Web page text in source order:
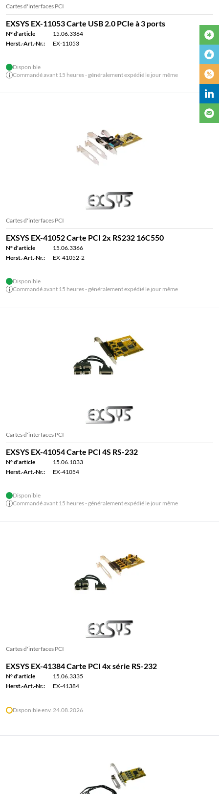
Cartes d'interfaces PCI
EXSYS EX-11053 Carte USB 2.0 PCIe à 3 ports
N° d'article
15.06.3364
Herst.-Art.-Nr.:
EX-11053
Disponible
Commandé avant 15 heures - généralement expédié le jour même
Cartes d'interfaces PCI
EXSYS EX-41052 Carte PCI 2x RS232 16C550
N° d'article
15.06.3366
Herst.-Art.-Nr.:
EX-41052-2
Disponible
Commandé avant 15 heures - généralement expédié le jour même
Cartes d'interfaces PCI
EXSYS EX-41054 Carte PCI 4S RS-232
N° d'article
15.06.1033
Herst.-Art.-Nr.:
EX-41054
Disponible
Commandé avant 15 heures - généralement expédié le jour même
Cartes d'interfaces PCI
EXSYS EX-41384 Carte PCI 4x série RS-232
N° d'article
15.06.3335
Herst.-Art.-Nr.:
EX-41384
Disponible env. 24.08.2026